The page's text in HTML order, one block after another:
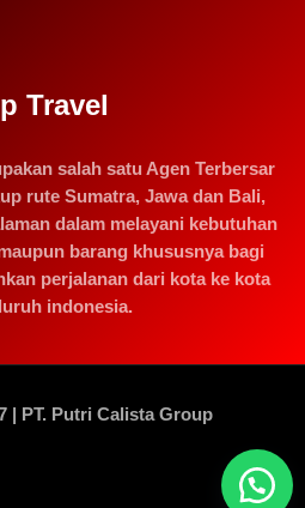
Travel
salah satu Agen Terbersar
rute Sumatra, Jawa dan Bali,
dalam melayani kebutuhan
barang khususnya bagi
perjalanan dari kota ke kota
indonesia.
| PT. Putri Calista Group